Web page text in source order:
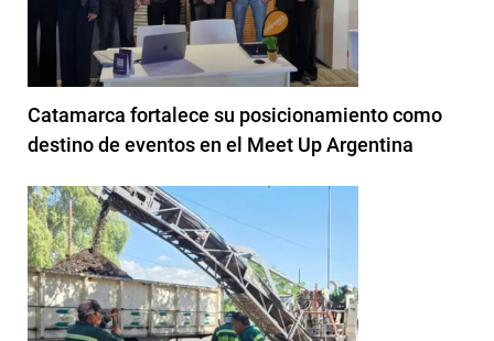
Catamarca fortalece su posicionamiento como
destino de eventos en el Meet Up Argentina